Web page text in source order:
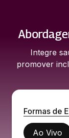
Integre
promover
Formas de
Ao Vivo